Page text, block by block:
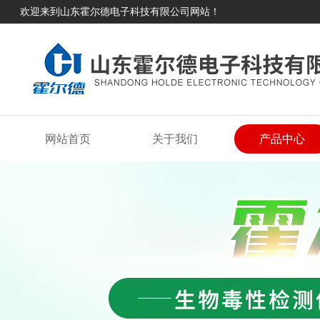
欢迎来到山东霍尔德电子科技有限公司网站！
网站首页 关于我们 产品中心